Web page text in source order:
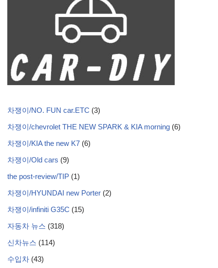
차쟁이/NO. FUN car.ETC (3)
차쟁이/chevrolet THE NEW SPARK & KIA morning (6)
차쟁이/KIA the new K7 (6)
차쟁이/Old cars (9)
the post-review/TIP (1)
차쟁이/HYUNDAI new Porter (2)
차쟁이/infiniti G35C (15)
자동차 뉴스 (318)
신차뉴스 (114)
수입차 (43)